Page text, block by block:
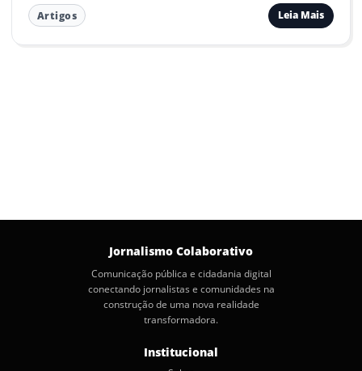
Artigos Leia Mais
Jornalismo Colaborativo
Comunicação pública e cidadania digital
conectando jornalistas e comunidades na
construção de uma nova realidade
transformadora.
Institucional